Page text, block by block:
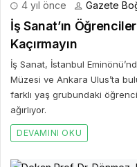
4 yıl önce Gazete
İş Sanat’ın
Kaçırmayın
İş Sanat, İstanbul
Müzesi ve Ankara Ulus’ta
farklı yaş grubundaki
ağırlıyor.
DEVAMINI OKU